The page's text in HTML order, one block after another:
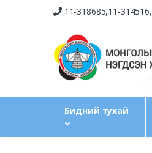
11-318685,11-314516,
Бидний тухай